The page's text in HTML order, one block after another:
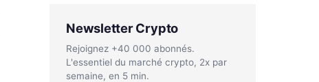
Newsletter Crypto
Rejoignez +40 000 abonnés.
L'essentiel du marché crypto, 2x par
semaine, en 5 min.